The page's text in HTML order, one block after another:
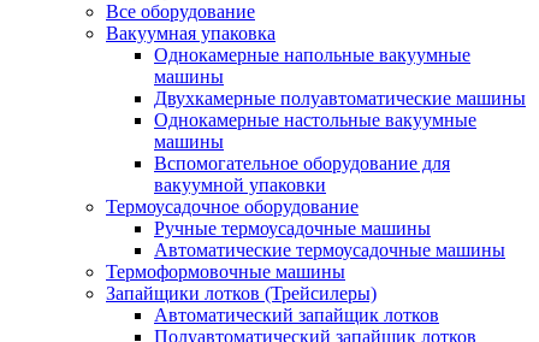
Все оборудование
Вакуумная упаковка
Однокамерные напольные вакуумные
машины
Двухкамерные полуавтоматические машины
Однокамерные настольные вакуумные
машины
Вспомогательное оборудование для
вакуумной упаковки
Термоусадочное оборудование
Ручные термоусадочные машины
Автоматические термоусадочные машины
Термоформовочные машины
Запайщики лотков (Трейсилеры)
Автоматический запайщик лотков
Полуавтоматический запайщик лотков